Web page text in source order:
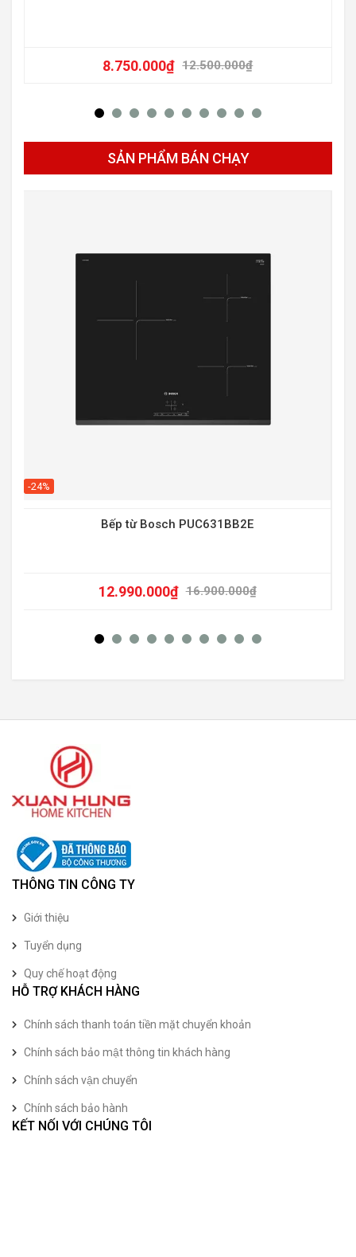
12.500.000₫
8.750.000₫
SẢN PHẨM BÁN CHẠY
-24%
Bếp từ Bosch PUC631BB2E
16.900.000₫
12.990.000₫
THÔNG TIN CÔNG TY
Giới thiệu
Tuyển dụng
Quy chế hoạt động
HỖ TRỢ KHÁCH HÀNG
Chính sách thanh toán tiền mặt chuyển khoản
Chính sách bảo mật thông tin khách hàng
Chính sách vận chuyển
Chính sách bảo hành
KẾT NỐI VỚI CHÚNG TÔI